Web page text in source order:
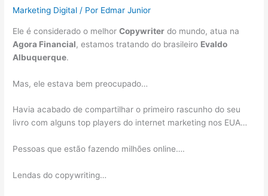
Marketing Digital / Por Edmar Junior
Ele é considerado o melhorCopywriter do mundo, atua na
Agora Financial, estamos tratando do brasileiro Evaldo
Albuquerque.
Mas, ele estava bem preocupado…
Havia acabado de compartilhar o primeiro rascunho do seu
livro com alguns top players do internet marketing nos EUA…
Pessoas que estão fazendo milhões online….
Lendas do copywriting…